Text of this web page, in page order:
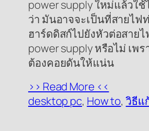
power supply ใหม่แล้วใช้
ว่า มันอาจจะเป็นที่สายไฟ
ฮาร์ดดิสก์ไปยังหัวต่อสาย
power supply หรือไม่ เพ
ต้องคอยดันให้แน่น
>> Read More <<
desktop pc, How to, วิธีแ